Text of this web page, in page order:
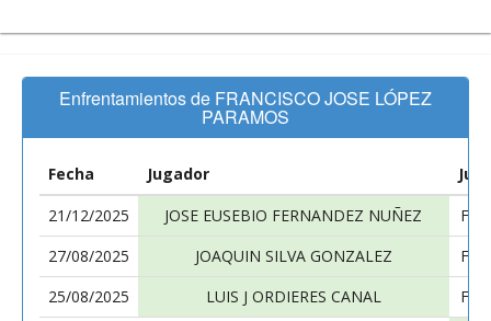
Enfrentamientos de FRANCISCO JOSE LÓPEZ
PARAMOS
Fecha Jugador
21/12/2025
JOSE EUSEBIO FERNANDEZ NUÑEZ
27/08/2025
JOAQUIN SILVA GONZALEZ
25/08/2025
LUIS J ORDIERES CANAL